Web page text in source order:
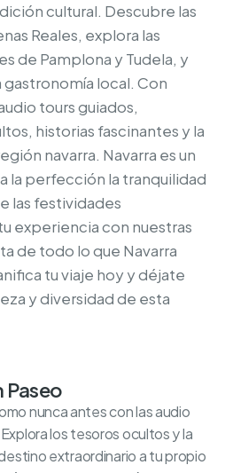
cultural. Descubre las
Reales, explora las
de Pamplona y Tudela, y
local. Con
tours guiados,
historias fascinantes y la
navarra. Navarra es un
la perfección la tranquilidad
las festividades
experiencia con nuestras
de todo lo que Navarra
tu viaje hoy y déjate
y diversidad de esta
Paseo
nunca antes con las audio
los tesoros ocultos y la
extraordinario a tu propio